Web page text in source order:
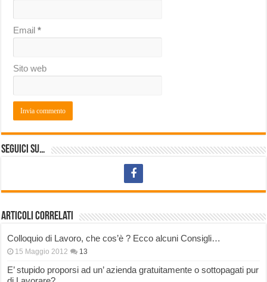
Email*
Sito web
Seguici su…
Articoli correlati
Colloquio di Lavoro, che cos’è ? Ecco alcuni Consigli…
15 Maggio 2012 13
E’ stupido proporsi ad un’ azienda gratuitamente o sottopagati pur